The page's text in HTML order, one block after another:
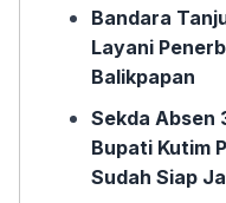
Bandara
Layani
Balikpapan
Sekda Absen
Bupati Kutim
Sudah Siap